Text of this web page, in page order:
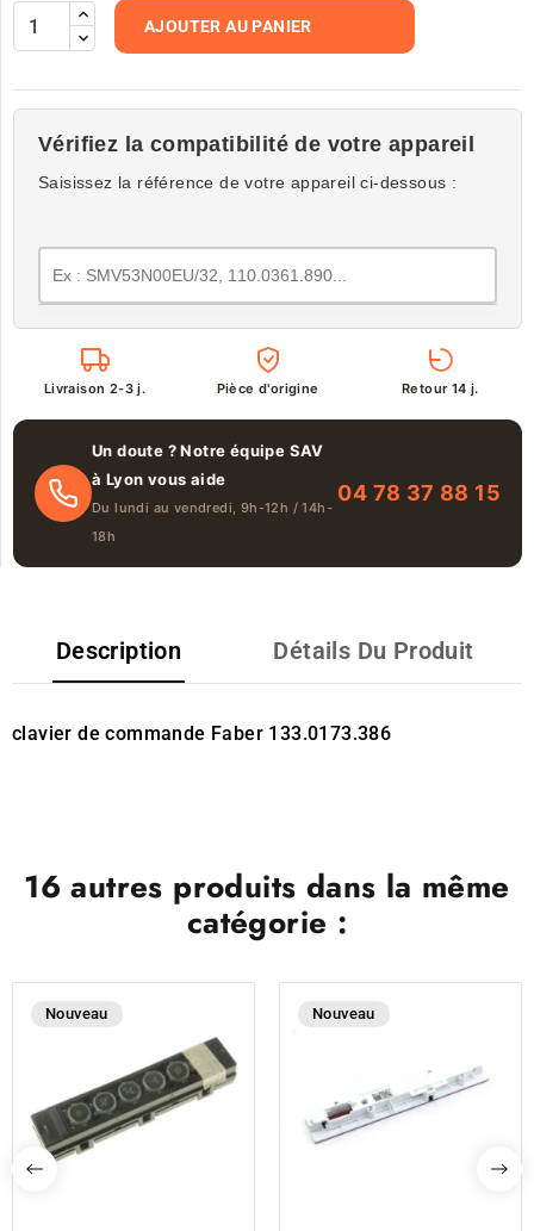
AJOUTER AU PANIER
Vérifiez la compatibilité de votre appareil
Saisissez la référence de votre appareil ci-dessous :
Livraison 2-3 j. Pièce d'origine Retour 14 j.
Un doute ? Notre équipe SAV
à Lyon vous aide
Du lundi au vendredi, 9h-12h / 14h-
18h
04 78 37 88 15
Description Détails Du Produit
clavier de commande Faber 133.0173.386
16 autres produits dans la même
catégorie :
Nouveau Nouveau